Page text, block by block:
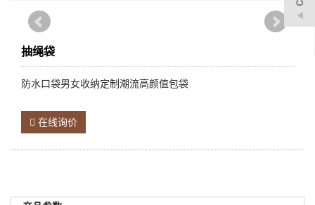
抽绳袋
防水口袋男女收纳定制潮流高颜值包袋
在线询价